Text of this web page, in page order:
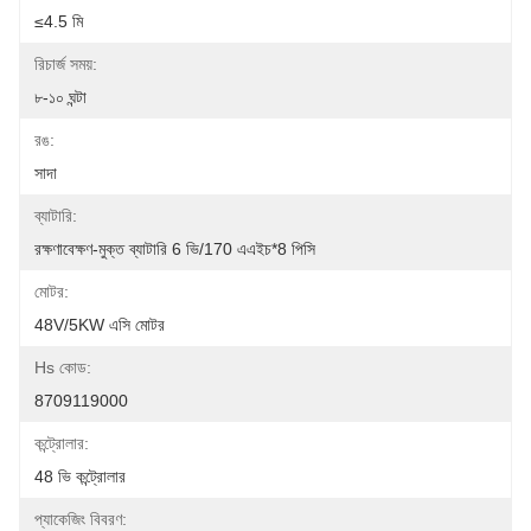
≤4.5 মি
রিচার্জ সময়:
৮-১০ ঘন্টা
রঙ:
সাদা
ব্যাটারি:
রক্ষণাবেক্ষণ-মুক্ত ব্যাটারি 6 ভি/170 এএইচ*8 পিসি
মোটর:
48V/5KW এসি মোটর
Hs কোড:
8709119000
কন্ট্রোলার:
48 ভি কন্ট্রোলার
প্যাকেজিং বিবরণ: